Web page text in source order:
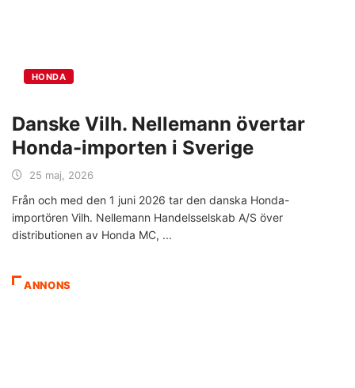
HONDA
Danske Vilh. Nellemann övertar
Honda-importen i Sverige
25 maj, 2026
Från och med den 1 juni 2026 tar den danska Honda-
importören Vilh. Nellemann Handelsselskab A/S över
distributionen av Honda MC,
ANNONS